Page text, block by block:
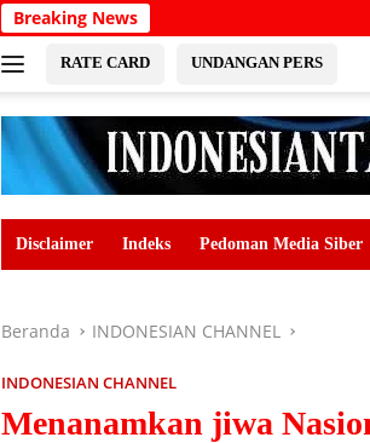
Breaking News
RATE CARD UNDANGAN PERS
Disclaimer Indeks Pedoman Media Siber
Beranda INDONESIAN CHANNEL
INDONESIAN CHANNEL
Menanamkan jiwa